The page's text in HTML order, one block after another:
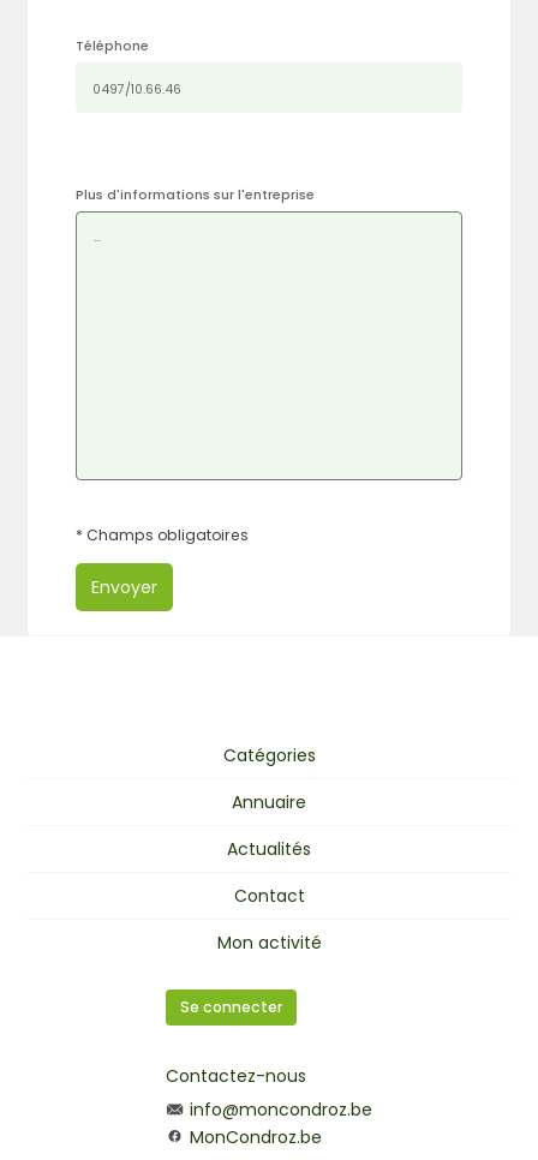
Téléphone
Plus d'informations sur l'entreprise
* Champs obligatoires
Envoyer
Catégories
Annuaire
Actualités
Contact
Mon activité
Se connecter
Contactez-nous
info@moncondroz.be
MonCondroz.be